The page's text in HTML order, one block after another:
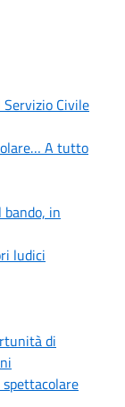
Civile
A tutto
in
ludici
di
spettacolare